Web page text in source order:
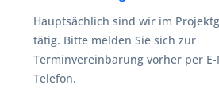
Hauptsächlich sind wir im
tätig. Bitte melden Sie sich zur
Terminvereinbarung vorher per
Telefon.